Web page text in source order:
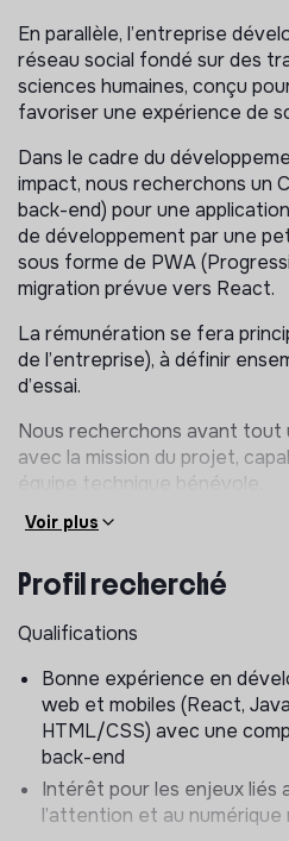
En parallèle, l’entreprise
réseau social fondé sur des
sciences humaines, conçu
favoriser une expérience de
Dans le cadre du
impact, nous recherchons un
back-end) pour une
de développement par une
sous forme de PWA
migration prévue vers React.
La rémunération se fera
de l’entreprise), à définir
d’essai.
Nous recherchons avant tout
avec la mission du projet,
équipe technique bénévole.
Responsabilités
Co-construire la roadmap
fonctionnalités,
Structurer et gérer les
organisation claire et un
évolutions
Encadrer et coordonner
(front-end / back-end) tout
développement lorsque
Anticiper les enjeux de
Voir plus
Profil recherché
Qualifications
Bonne expérience en
web et mobiles (React,
HTML/CSS) avec une
back-end
Intérêt pour les enjeux liés
l’attention et au numérique